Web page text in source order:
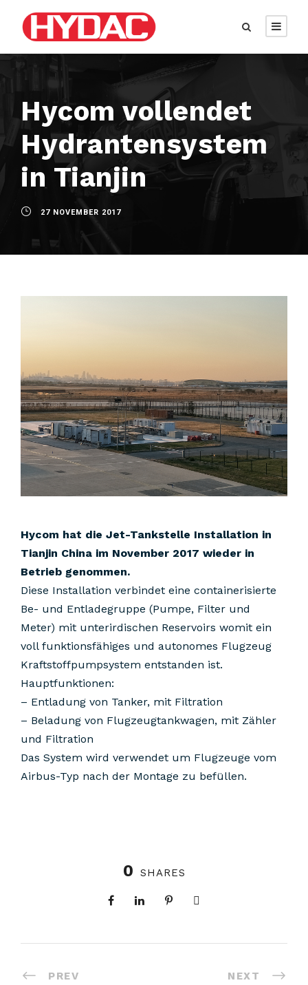
Hycom vollendet
Hydrantensystem
in Tianjin
27 NOVEMBER 2017
Hycom hat die Jet-Tankstelle Installation in
Tianjin China im November 2017 wieder in
Betrieb genommen.
Diese Installation verbindet eine containerisierte
Be- und Entladegruppe (Pumpe, Filter und
Meter) mit unterirdischen Reservoirs womit ein
voll funktionsfähiges und autonomes Flugzeug
Kraftstoffpumpsystem entstanden ist.
Hauptfunktionen:
– Entladung von Tanker, mit Filtration
– Beladung von Flugzeugtankwagen, mit Zähler
und Filtration
Das System wird verwendet um Flugzeuge vom
Airbus-Typ nach der Montage zu befüllen.
0 SHARES
PREV NEXT